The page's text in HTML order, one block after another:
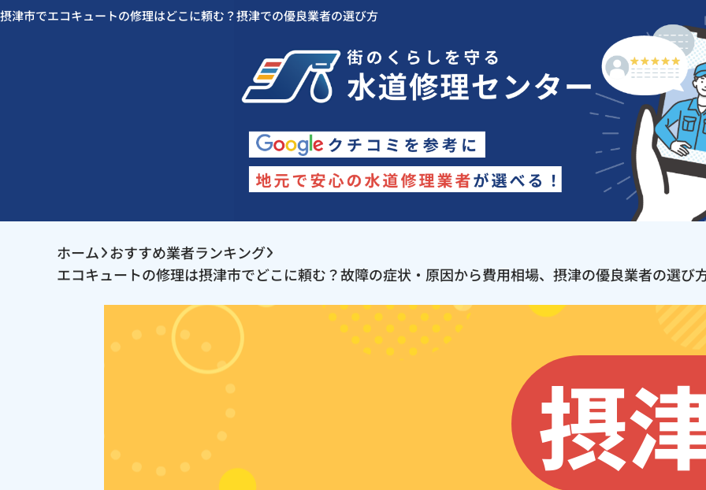
摂津市でエコキュートの修理はどこに頼む？摂津での優良業者の選び方
ホーム おすすめ業者ランキング
エコキュートの修理は摂津市でどこに頼む？故障の症状・原因から費用相場、摂津の優良業者の選び
摂